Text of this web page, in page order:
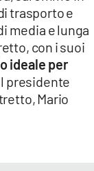
trasporto e
media e lunga
con i suoi
ideale per
presidente
Mario